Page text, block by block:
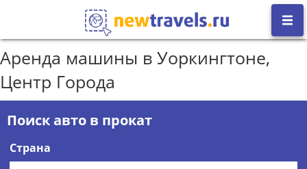
Аренда машины в Уоркингтоне,
Центр Города
Поиск авто в прокат
Страна